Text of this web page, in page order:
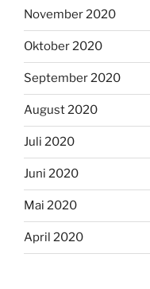
November 2020
Oktober 2020
September 2020
August 2020
Juli 2020
Juni 2020
Mai 2020
April 2020